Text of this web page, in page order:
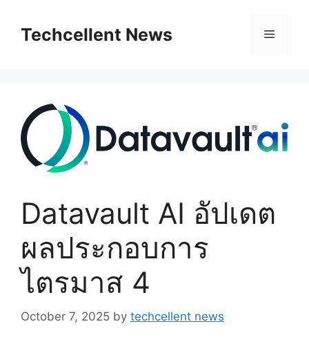
contentTechcellent News Menu
Datavault AI อัปเดต
ผลประกอบการ
ไตรมาส 4
October 7, 2025 by techcellent news